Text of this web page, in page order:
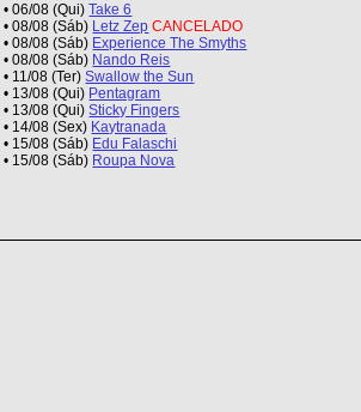
• 06/08 (Qui)Take 6
• 08/08 (Sáb) Letz Zep CANCELADO
• 08/08 (Sáb) Experience The Smyths
• 08/08 (Sáb) Nando Reis
• 11/08 (Ter)Swallow the Sun
• 13/08 (Qui) Pentagram
• 13/08 (Qui)Sticky Fingers
• 14/08 (Sex) Kaytranada
• 15/08 (Sáb) Edu Falaschi
• 15/08 (Sáb) Roupa Nova